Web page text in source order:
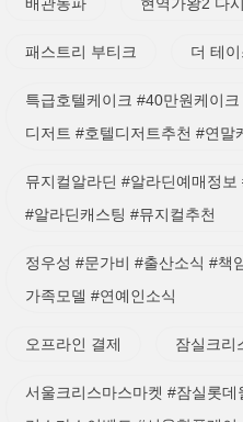
배관동파 현역가왕2 다
패스트리 부티크 더 테
특급호텔케이크 #40만원케이
디저트 #호텔디저트추천 #연말
뮤지컬알라딘 #알라딘예매정
#알라딘캐스팅 #뮤지컬추천
정우성 #문가비 #출산소식 #책
가족모델 #연예인소식
오프라인 결제 잠실크리
서울크리스마스마켓 #잠실롯